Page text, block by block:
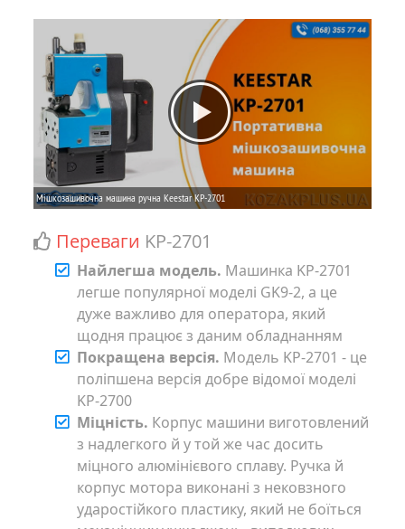
Переваги KP-2701
Найлегша модель. Машинка KP-2701
легше популярної моделі GK9-2, а це
дуже важливо для оператора, який
щодня працює з даним обладнанням
Покращена версія. Модель KP-2701 - це
поліпшена версія добре відомої моделі
KP-2700
Міцність. Корпус машини виготовлений
з надлегкого й у той же час досить
міцного алюмінієвого сплаву. Ручка й
корпус мотора виконані з нековзного
ударостійкого пластику, який не боїться